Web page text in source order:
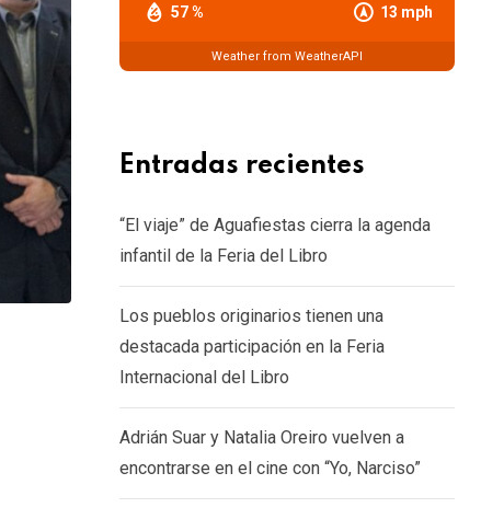
CARTELERA
Adrián Suar y Natalia Oreiro vuelven a
7 AGOSTO, 2026
57 % 13 mph
Weather from WeatherAPI
Entradas recientes
“El viaje” de Aguafiestas cierra la agenda
infantil de la Feria del Libro
Los pueblos originarios tienen una
destacada participación en la Feria
Internacional del Libro
Adrián Suar y Natalia Oreiro vuelven a
encontrarse en el cine con “Yo, Narciso”